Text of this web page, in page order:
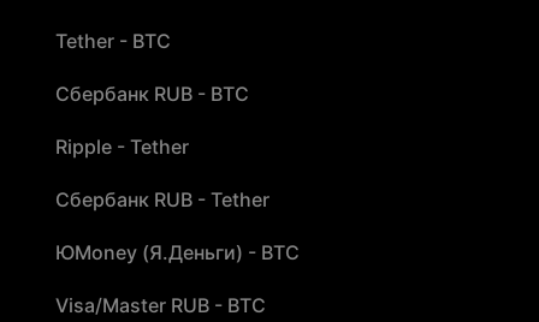
Tether - BTC
Сбербанк RUB - BTC
Ripple - Tether
Сбербанк RUB - Tether
ЮMoney (Я.Деньги) - BTC
Visa/Master RUB - BTC